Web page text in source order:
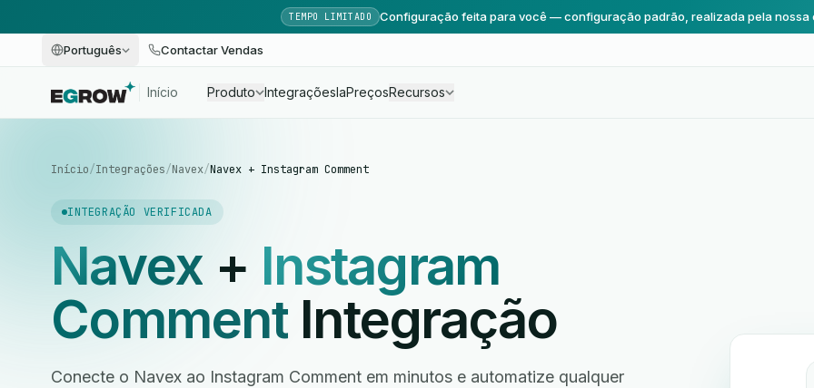
TEMPO LIMITADO Configuração feita para você — configuração padrão, realizada pela nossa
Português Contactar Vendas
Início Produto IntegraçõesIaPreçosRecursos
Início/Integrações/Navex/Navex + Instagram Comment
INTEGRAÇÃO VERIFICADA
Navex + Instagram
CommentIntegração
Conecte o Navex ao Instagram Comment em minutos e automatize qualquer